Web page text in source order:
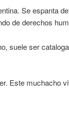
Se espanta
de derechos
suele ser
Este muchacho